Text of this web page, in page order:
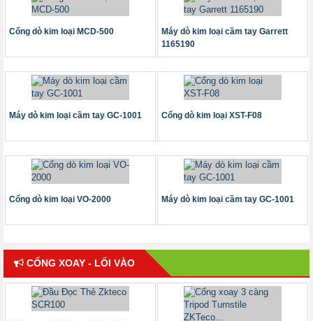
Cổng dò kim loại MCD-500
Máy dò kim loại cầm tay Garrett
1165190
Máy dò kim loại cầm tay GC-1001 Cổng dò kim loại XST-F08
Cổng dò kim loại VO-2000 Máy dò kim loại cầm tay GC-1001
CỔNG XOAY - LỐI VÀO